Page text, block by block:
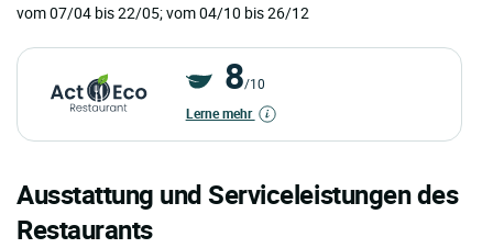
vom 07/04 bis 22/05; vom 04/10 bis 26/12
8/10
Lerne mehr
Ausstattung und Serviceleistungen des
Restaurants